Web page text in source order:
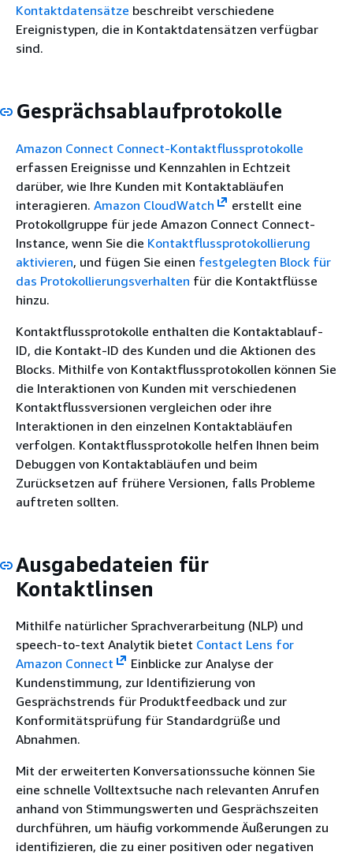
Kontaktdatensätze beschreibt verschiedene
Ereignistypen, die in Kontaktdatensätzen verfügbar
sind.
Gesprächsablaufprotokolle
Amazon Connect Connect-Kontaktflussprotokolle
erfassen Ereignisse und Kennzahlen in Echtzeit
darüber, wie Ihre Kunden mit Kontaktabläufen
interagieren. Amazon CloudWatch
erstellt eine
Protokollgruppe für jede Amazon Connect Connect-
Instance, wenn Sie die Kontaktflussprotokollierung
aktivieren, und fügen Sie einen festgelegten Block für
das Protokollierungsverhalten für die Kontaktflüsse
hinzu.
Kontaktflussprotokolle enthalten die Kontaktablauf-
ID, die Kontakt-ID des Kunden und die Aktionen des
Blocks. Mithilfe von Kontaktflussprotokollen können Sie
die Interaktionen von Kunden mit verschiedenen
Kontaktflussversionen vergleichen oder ihre
Interaktionen in den einzelnen Kontaktabläufen
verfolgen. Kontaktflussprotokolle helfen Ihnen beim
Debuggen von Kontaktabläufen und beim
Zurücksetzen auf frühere Versionen, falls Probleme
auftreten sollten.
Ausgabedateien für
Kontaktlinsen
Mithilfe natürlicher Sprachverarbeitung (NLP) und
speech-to-text Analytik bietet Contact Lens for
Amazon Connect
Einblicke zur Analyse der
Kundenstimmung, zur Identifizierung von
Gesprächstrends für Produktfeedback und zur
Konformitätsprüfung für Standardgrüße und
Abnahmen.
Mit der erweiterten Konversationssuche können Sie
eine schnelle Volltextsuche nach relevanten Anrufen
anhand von Stimmungswerten und Gesprächszeiten
durchführen, um häufig vorkommende Äußerungen zu
identifizieren, die zu einer positiven oder negativen